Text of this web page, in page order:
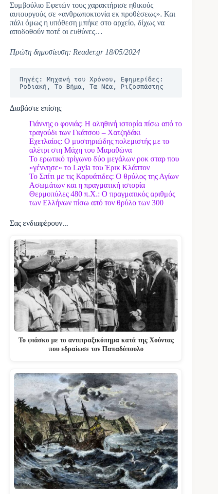
Συμβούλιο Εφετών τους χαρακτήρισε ηθικούς
αυτουργούς σε «ανθρωποκτονία εκ προθέσεως». Και
πάλι όμως η υπόθεση μπήκε στο αρχείο, δίχως να
αποδοθούν ποτέ οι ευθύνες…
Πρώτη δημοσίευση: Reader.gr 18/05/2024
Πηγές: Μηχανή του Χρόνου, Εφημερίδες:
Ροδιακή, Το Βήμα, Τα Νέα, Ριζοσπάστης
Διαβάστε επίσης
Γιάννης ο φονιάς: Η αληθινή ιστορία πίσω από το
τραγούδι των Γκάτσου – Χατζηδάκι
Εχετλαίος: Ο μυστηριώδης πολεμιστής με το
αλέτρι στη Μάχη του Μαραθώνα
Το ερωτικό τρίγωνο δύο μεγάλων ροκ σταρ που
«γέννησε» το Layla του Έρικ Κλάπτον
Το Σπίτι με τις Καρυάτιδες: Ο θρύλος της Αγίων
Ασωμάτων και η πραγματική ιστορία
Θερμοπύλες 480 π.Χ.: Ο πραγματικός αριθμός
των Ελλήνων πίσω από τον θρύλο των 300
Σας ενδιαφέρουν...
Το φιάσκο με το αντιπραξικόπημα κατά της Χούντας
που εδραίωσε τον Παπαδόπουλο